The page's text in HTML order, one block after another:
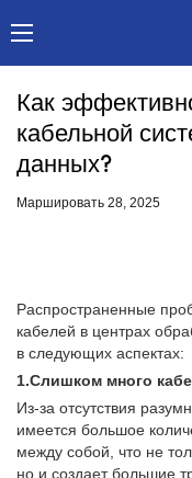
Как
кабельной
данных?
Маршировать 28, 2025
Распространенные
кабелей в центрах
в следующих аспектах:
1.Слишком много
Из-за отсутствия
имеется большое
между собой, что не
но и создает большие